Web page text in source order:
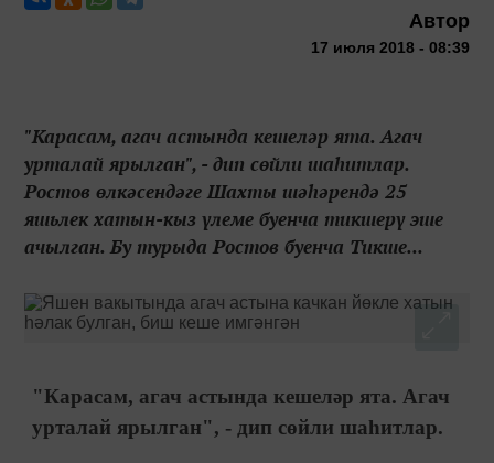
Автор
17 июля 2018 - 08:39
"Карасам, агач астында кешеләр ята. Агач
урталай ярылган", - дип сөйли шаһитлар.
Ростов өлкәсендәге Шахты шәһәрендә 25
яшьлек хатын-кыз үлеме буенча тикшерү эше
ачылган. Бу турыда Ростов буенча Тикше...
"Карасам, агач астында кешеләр ята. Агач
урталай ярылган", - дип сөйли шаһитлар.